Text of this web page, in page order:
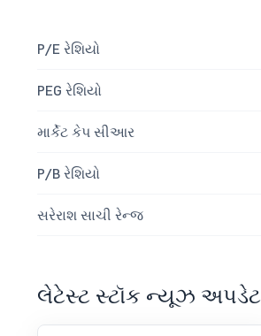
P/E રેશિયો
PEG રેશિયો
માર્કેટ કેપ સીઆર
P/B રેશિયો
સરેરાશ સાચી રેન્જ
લેટેસ્ટ સ્ટૉક ન્યૂઝ અપડેટ